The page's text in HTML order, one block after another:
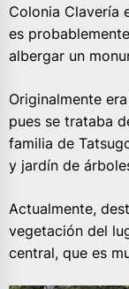
Colonia Clavería
es
albergar un
Originalmente
pues se trataba
familia de
y jardín de
Actualmente,
vegetación del
central, que es